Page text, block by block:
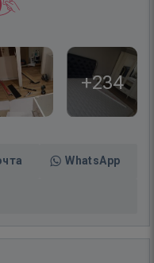
+234
WhatsApp